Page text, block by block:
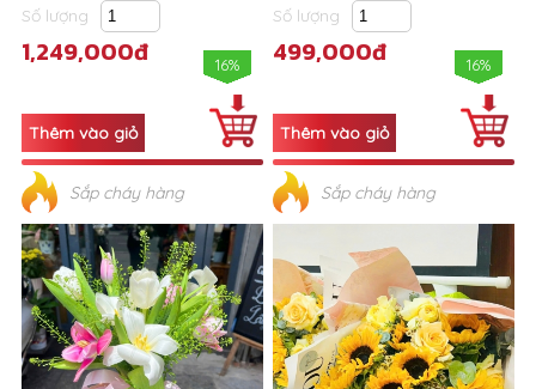
Số lượng
1,249,000đ 16%
Sắp cháy hàng
Số lượng
499,000đ 16%
Sắp cháy hàng